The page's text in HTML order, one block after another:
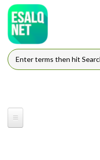
Pular para o conteúdo principal